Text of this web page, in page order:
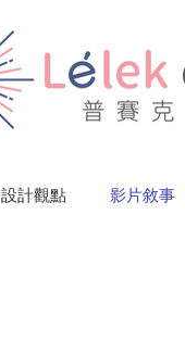
設計觀點 影片敘事